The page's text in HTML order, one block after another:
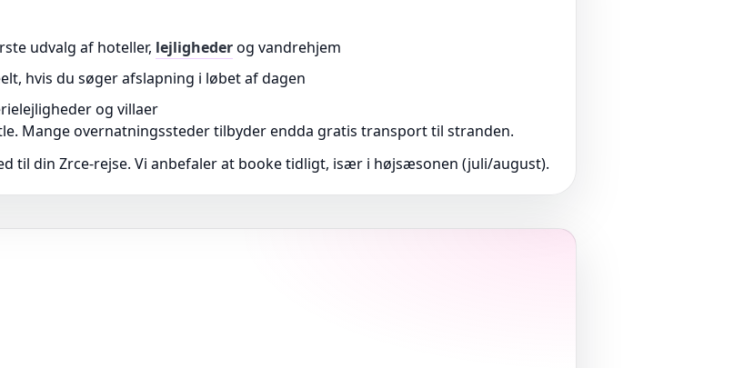
udvalg af hoteller, lejlighederog vandrehjem
hvis du søger afslapning i løbet af dagen
og villaer
Mange overnatningssteder tilbyder endda gratis transport til stranden.
til din Zrce-rejse. Vi anbefaler at booke tidligt, især i højsæsonen (juli/august).